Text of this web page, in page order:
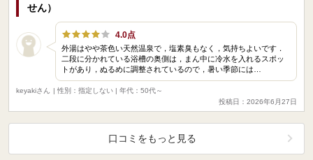
せん）
4.0点
外湯はやや茶色い天然温泉で，塩素臭もなく，気持ちよいです．
二段に分かれている浴槽の奥側は，まん中に冷水を入れるスポッ
トがあり，ぬるめに調整されているので，暑い季節には…
keyakiさん
| 性別：指定しない | 年代：50代～
投稿日：2026年6月27日
口コミをもっと見る